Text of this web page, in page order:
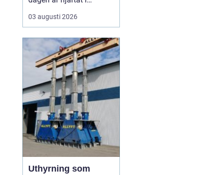
entreprenad, skog och
lantbruk. När de stannar,
genomtänkt
maskinservice intebara
en kostnad, utan ett sätt
a...
03 augusti 2026
Uthyrning som